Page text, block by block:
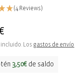
(4 Reviews)
incluido. Los gastos de envío
3,50€ de saldo